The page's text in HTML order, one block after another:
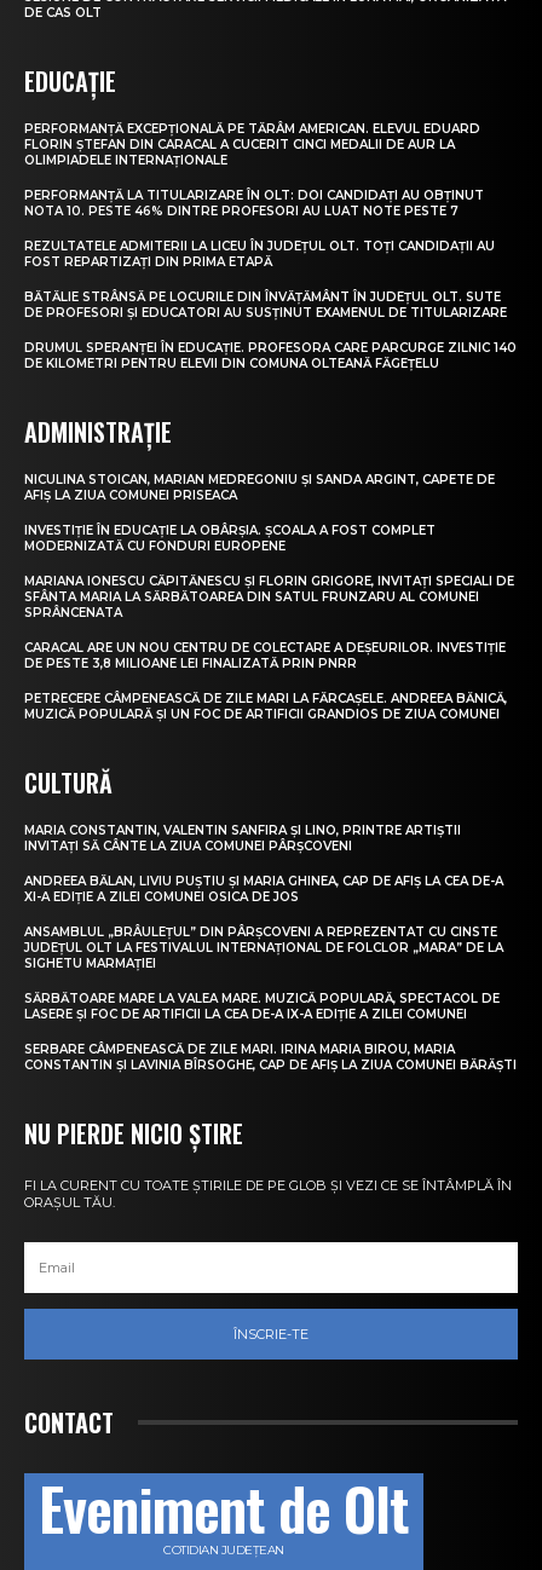
DE CAS OLT
EDUCAȚIE
PERFORMANȚĂ EXCEPȚIONALĂ PE TĂRÂM AMERICAN. ELEVUL EDUARD
FLORIN ȘTEFAN DIN CARACAL A CUCERIT CINCI MEDALII DE AUR LA
OLIMPIADELE INTERNAȚIONALE
PERFORMANȚĂ LA TITULARIZARE ÎN OLT: DOI CANDIDAȚI AU OBȚINUT
NOTA 10. PESTE 46% DINTRE PROFESORI AU LUAT NOTE PESTE 7
REZULTATELE ADMITERII LA LICEU ÎN JUDEȚUL OLT. TOȚI CANDIDAȚII AU
FOST REPARTIZAȚI DIN PRIMA ETAPĂ
BĂTĂLIE STRÂNSĂ PE LOCURILE DIN ÎNVĂȚĂMÂNT ÎN JUDEȚUL OLT. SUTE
DE PROFESORI ȘI EDUCATORI AU SUSȚINUT EXAMENUL DE TITULARIZARE
DRUMUL SPERANȚEI ÎN EDUCAȚIE. PROFESORA CARE PARCURGE ZILNIC 140
DE KILOMETRI PENTRU ELEVII DIN COMUNA OLTEANĂ FĂGEȚELU
ADMINISTRAȚIE
NICULINA STOICAN, MARIAN MEDREGONIU ȘI SANDA ARGINT, CAPETE DE
AFIȘ LA ZIUA COMUNEI PRISEACA
INVESTIȚIE ÎN EDUCAȚIE LA OBÂRȘIA. ȘCOALA A FOST COMPLET
MODERNIZATĂ CU FONDURI EUROPENE
MARIANA IONESCU CĂPITĂNESCU ȘI FLORIN GRIGORE, INVITAȚI SPECIALI DE
SFÂNTA MARIA LA SĂRBĂTOAREA DIN SATUL FRUNZARU AL COMUNEI
SPRÂNCENATA
CARACAL ARE UN NOU CENTRU DE COLECTARE A DEȘEURILOR. INVESTIȚIE
DE PESTE 3,8 MILIOANE LEI FINALIZATĂ PRIN PNRR
PETRECERE CÂMPENEASCĂ DE ZILE MARI LA FĂRCAȘELE. ANDREEA BĂNICĂ,
MUZICĂ POPULARĂ ȘI UN FOC DE ARTIFICII GRANDIOS DE ZIUA COMUNEI
CULTURĂ
MARIA CONSTANTIN, VALENTIN SANFIRA ȘI LINO, PRINTRE ARTIȘTII
INVITAȚI SĂ CÂNTE LA ZIUA COMUNEI PÂRȘCOVENI
ANDREEA BĂLAN, LIVIU PUȘTIU ȘI MARIA GHINEA, CAP DE AFIȘ LA CEA DE-A
XI-A EDIȚIE A ZILEI COMUNEI OSICA DE JOS
ANSAMBLUL „BRÂULEȚUL” DIN PÂRȘCOVENI A REPREZENTAT CU CINSTE
JUDEȚUL OLT LA FESTIVALUL INTERNAȚIONAL DE FOLCLOR „MARA” DE LA
SIGHETU MARMAȚIEI
SĂRBĂTOARE MARE LA VALEA MARE. MUZICĂ POPULARĂ, SPECTACOL DE
LASERE ȘI FOC DE ARTIFICII LA CEA DE-A IX-A EDIȚIE A ZILEI COMUNEI
SERBARE CÂMPENEASCĂ DE ZILE MARI. IRINA MARIA BIROU, MARIA
CONSTANTIN ȘI LAVINIA BÎRSOGHE, CAP DE AFIȘ LA ZIUA COMUNEI BĂRĂȘTI
NU PIERDE NICIO ȘTIRE
FI LA CURENT CU TOATE ȘTIRILE DE PE GLOB ȘI VEZI CE SE ÎNTÂMPLĂ ÎN
ORAȘUL TĂU.
ÎNSCRIE-TE
CONTACT
Eveniment de Olt
COTIDIAN JUDEȚEAN